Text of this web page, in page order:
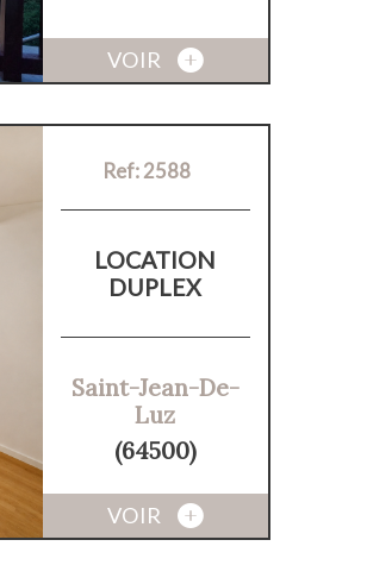
VOIR
Ref: 2588
LOCATION
DUPLEX
Saint-Jean-De-
Luz
(64500)
VOIR